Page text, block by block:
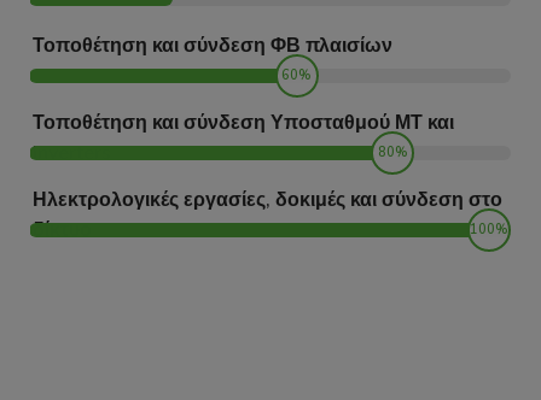
Τοποθέτηση και σύνδεση ΦΒ πλαισίων
60%
Τοποθέτηση και σύνδεση Υποσταθμού ΜΤ και
inverters
80%
Ηλεκτρολογικές εργασίες, δοκιμές και σύνδεση στο
δίκτυο
100%